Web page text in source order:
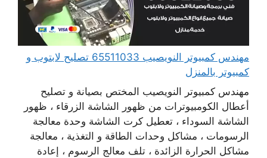
مهندس كمبيوتر النويصيب 65511033 تصليح لابتوب و
كمبيوتر بالمنزل
مهندس كمبيوتر النويصيب المختص بصيانة و تصليح
أعطال الكومبيوترات من ظهور الشاشة الزرقاء ، ظهور
الشاشة السوداء ، تعطيل كرت الشاشة وحدة معالجة
الرسومات ، مشاكل وحدات الطاقة و التغذية ، معالجة
مشاكل الحرارة الزائدة ، تلف معالج الرسوم ، إعادة